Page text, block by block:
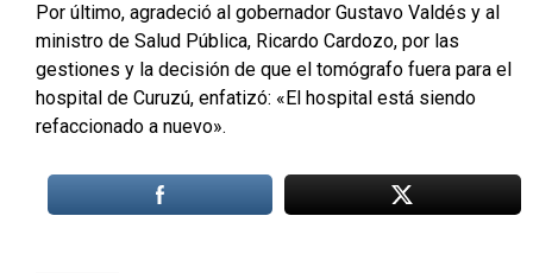
Por último, agradeció al gobernador Gustavo Valdés y al
ministro de Salud Pública, Ricardo Cardozo, por las
gestiones y la decisión de que el tomógrafo fuera para el
hospital de Curuzú, enfatizó: «El hospital está siendo
refaccionado a nuevo».